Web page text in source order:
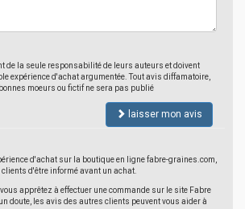
de la seule responsabilité de leurs auteurs et doivent
expérience d'achat argumentée. Tout avis diffamatoire,
moeurs ou fictif ne sera pas publié
laisser mon avis
d'achat sur la boutique en ligne fabre-graines.com,
d'être informé avant un achat.
apprêtez à effectuer une commande sur le site Fabre
doute, les avis des autres clients peuvent vous aider à